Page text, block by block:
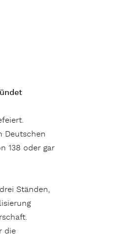
Deutschen
138 oder gar
Ständen,
die